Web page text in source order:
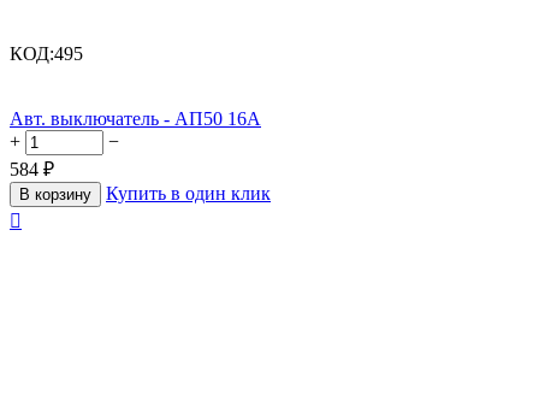
КОД:495
Авт. выключатель - АП50 16А
+
−
584 ₽
В корзину
Купить в один клик
